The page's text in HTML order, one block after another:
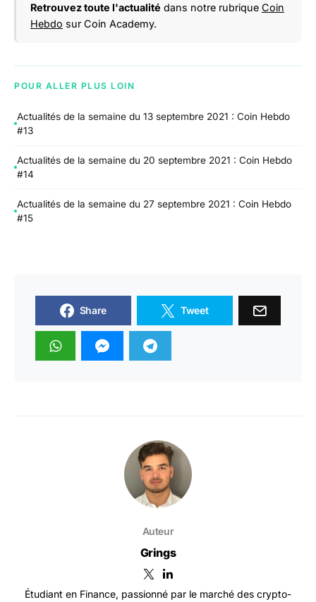
Retrouvez toute l'actualité dans notre rubrique Coin
Hebdo sur Coin Academy.
POUR ALLER PLUS LOIN
Actualités de la semaine du 13 septembre 2021 : Coin Hebdo
#13
Actualités de la semaine du 20 septembre 2021 : Coin Hebdo
#14
Actualités de la semaine du 27 septembre 2021 : Coin Hebdo
#15
Share Tweet
Auteur
Grings
Étudiant en Finance, passionné par le marché des crypto-